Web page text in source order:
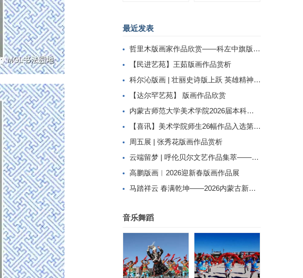
最近发表
哲里木版画家作品欣赏——科左中旗版画家李忠斌作品赏析
【民进艺苑】王茹版画作品赏析
科尔沁版画 | 壮丽史诗版上跃 英雄精神画中传
【达尔罕艺苑】 版画作品欣赏
内蒙古师范大学美术学院2026届本科生毕业作品展美术学专业（版画方向）
【喜讯】美术学院师生26幅作品入选第二届内蒙古自治区小版画暨藏书票展
周五展 | 张秀花版画作品赏析
云端留梦 | 呼伦贝尔文艺作品集萃——姜识民版画选登
高鹏版画︱2026迎新春版画作品展
马踏祥云 春满乾坤——2026内蒙古新春民间工艺美术线上展（三）
音乐舞蹈